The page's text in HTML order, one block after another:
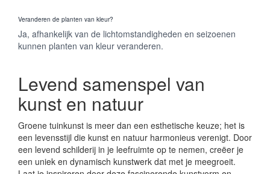
Veranderen de planten van kleur?
Ja, afhankelijk van de lichtomstandigheden en seizoenen
kunnen planten van kleur veranderen.
Levend samenspel van
kunst en natuur
Groene tuinkunst is meer dan een esthetische keuze; het is
een levensstijl die kunst en natuur harmonieus verenigt. Door
een levend schilderij in je leefruimte op te nemen, creëer je
een uniek en dynamisch kunstwerk dat met je meegroeit.